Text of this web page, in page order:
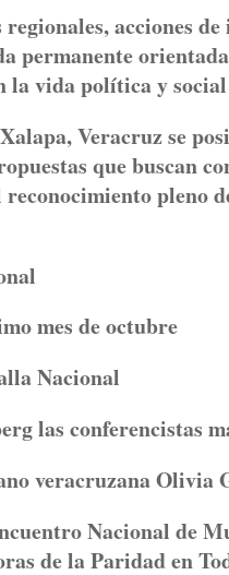
acciones
permanente
la vida política y
Veracruz se
que buscan
pleno
mes de octubre
Nacional
las conferencistas
veracruzana Olivia
Nacional de
de la Paridad en